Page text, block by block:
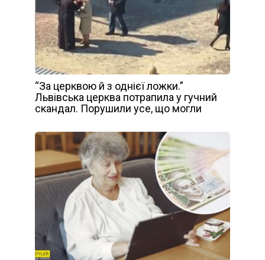
“За церквою й з однієї ложки.”
Львівська церква потрапила у гучний
скандал. Порушили усе, що могли